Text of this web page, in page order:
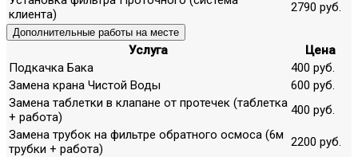
клиента)
2790 руб.
Дополнительные работы на месте
Услуга
Цена
Подкачка Бака
400 руб.
Замена крана Чистой Воды
600 руб.
Замена таблетки в клапане от протечек (таблетка
+ работа)
400 руб.
Замена трубок на фильтре обратного осмоса (6м
трубки + работа)
2200 руб.